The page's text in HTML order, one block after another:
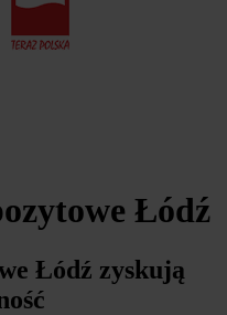
Łódź
Łódź zyskują